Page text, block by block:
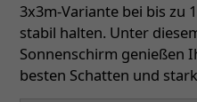
3x3m-Variante bei bis zu
stabil halten. Unter
Sonnenschirm genießen
besten Schatten und